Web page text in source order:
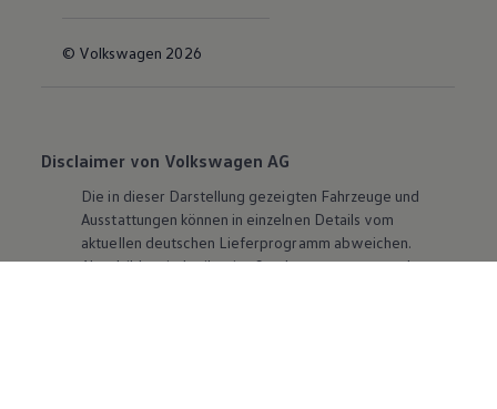
© Volkswagen 2026
Disclaimer von Volkswagen AG
Die in dieser Darstellung gezeigten Fahrzeuge und
Ausstattungen können in einzelnen Details vom
aktuellen deutschen Lieferprogramm abweichen.
Abgebildet sind teilweise Sonderausstattungen der